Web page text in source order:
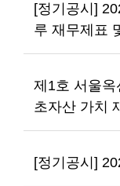
[정기공시]
루 재무제표
제1호 서울옥
초자산 가치
[정기공시]